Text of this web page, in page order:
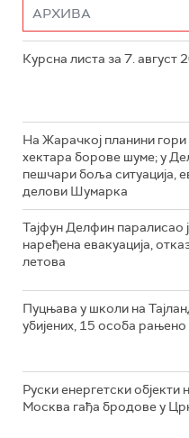
Курсна листа за 7. август
На Жарачкој планини
хектара борове шуме; у
пешчари боља ситуација,
делови Шумарка
Тајфун Делфин паралисао
наређена евакуација,
летова
Пуцњава у школи на
убијених, 15 особа рањено
Руски енергетски објекти
Москва гађа бродове у